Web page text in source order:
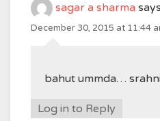
sagar a sharma
December 30, 2015 at 11:44
bahut ummda…
Log in to Reply